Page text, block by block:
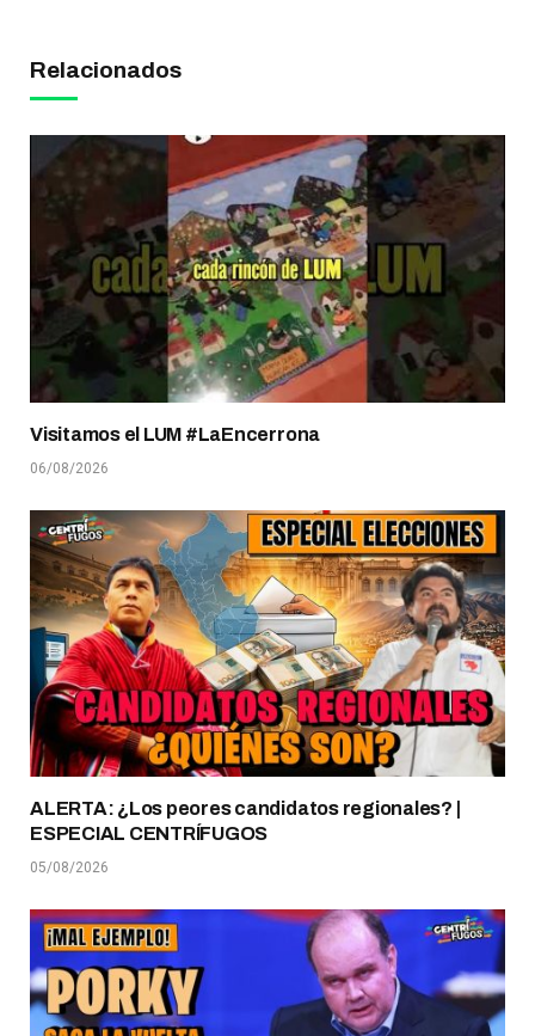
Relacionados
Visitamos el LUM #LaEncerrona
06/08/2026
ALERTA: ¿Los peores candidatos regionales? |
ESPECIAL CENTRÍFUGOS
05/08/2026